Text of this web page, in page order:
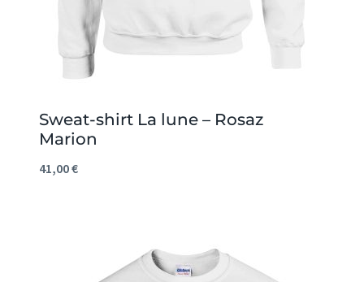
Sweat-shirt La lune – Rosaz
Marion
41,00€